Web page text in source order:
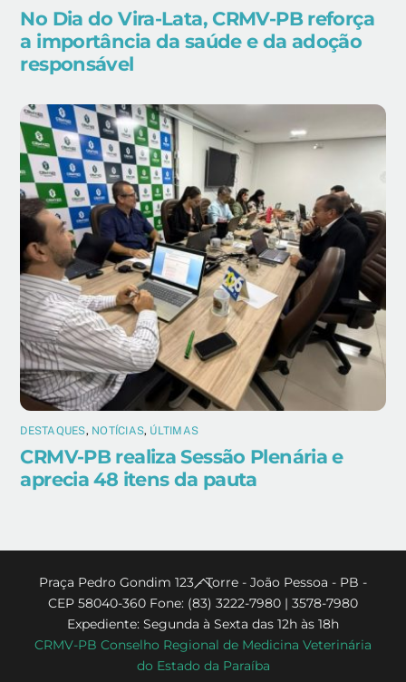
No Dia do Vira-Lata, CRMV-PB reforça
a importância da saúde e da adoção
responsável
DESTAQUES, NOTÍCIAS, ÚLTIMAS
CRMV-PB realiza Sessão Plenária e
aprecia 48 itens da pauta
Back
To
Top
Praça Pedro Gondim 123 - Torre - João Pessoa - PB -
CEP 58040-360 Fone: (83) 3222-7980 | 3578-7980
Expediente: Segunda à Sexta das 12h às 18h
CRMV-PB Conselho Regional de Medicina Veterinária
do Estado da Paraíba